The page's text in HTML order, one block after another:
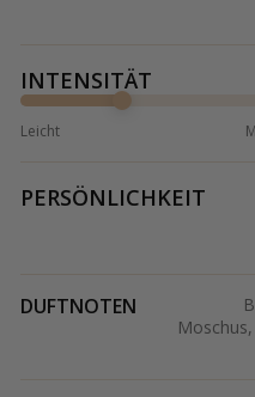
INTENSITÄT
Leicht
PERSÖNLICHKEIT
DUFTNOTEN